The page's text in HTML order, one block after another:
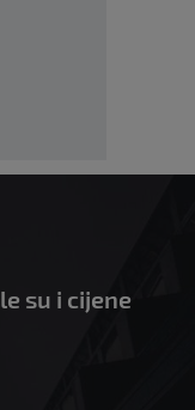
su i cijene